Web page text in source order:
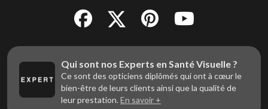
Qui sont nos Experts en Santé Visuelle ?
Ce sont des opticiens diplômés qui ont à cœur le
bien-être de leurs clients ainsi que la qualité de
leur prestation. En savoir +